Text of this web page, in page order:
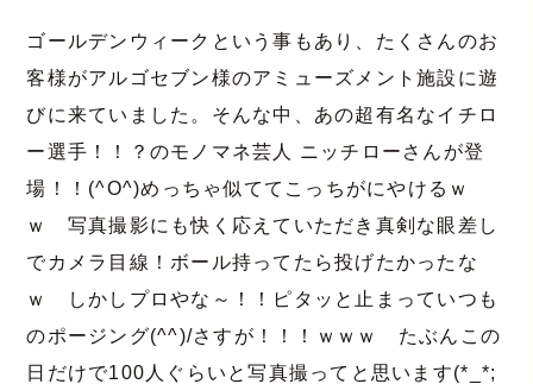
ゴールデンウィークという事もあり、たくさんのお
客様がアルゴセブン様のアミューズメント施設に遊
びに来ていました。そんな中、あの超有名なイチロ
ー選手！！？のモノマネ芸人 ニッチローさんが登
場！！(^O^)めっちゃ似ててこっちがにやけるｗ
ｗ 写真撮影にも快く応えていただき真剣な眼差し
でカメラ目線！ボール持ってたら投げたかったな
ｗ しかしプロやな～！！ピタッと止まっていつも
のポージング(^^)/さすが！！！ｗｗｗ たぶんこの
日だけで100人ぐらいと写真撮ってと思います(*_*;